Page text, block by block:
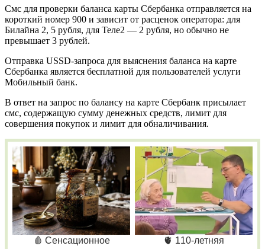
Смс для проверки баланса карты Сбербанка отправляется на
короткий номер 900 и зависит от расценок оператора: для
Билайна 2, 5 рубля, для Теле2 — 2 рубля, но обычно не
превышает 3 рублей.
Отправка USSD-запроса для выяснения баланса на карте
Сбербанка является бесплатной для пользователей услуги
Мобильный банк.
В ответ на запрос по балансу на карте Сбербанк присылает
смс, содержащую сумму денежных средств, лимит для
совершения покупок и лимит для обналичивания.
🩸 Сенсационное
🫀 110-летняя